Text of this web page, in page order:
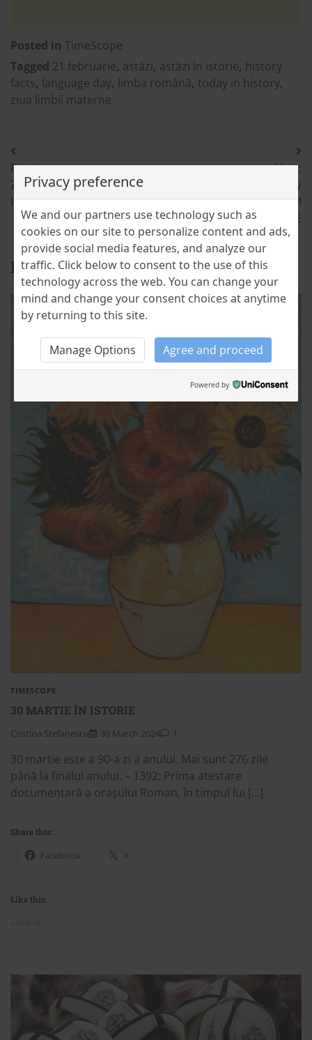
Posted in TimeScope
Tagged 21 februarie, astăzi , astăzi în istorie, history
facts, language day, limba română, today in history,
ziua limbii materne
Post
navigation
Previous:
ZODIA PEȘTI ÎN CULTURĂ ȘI
ISTORIE
Next:
Investment Opportunity
Pitești -300 SQM
COMMERCIAL SPACE
Related Posts
TIMESCOPE
30 MARTIE ÎN ISTORIE
Cristina Stefanescu 30 March 2024 1
30 martie este a 90-a zi a anului. Mai sunt 276 zile
până la finalul anului. – 1392: Prima atestare
documentară a orașului Roman, în timpul lui […]
Share this:
Facebook X
Like this:
Privacy preference
We and our partners use technology such as
cookies on our site to personalize content and ads,
provide social media features, and analyze our
traffic. Click below to consent to the use of this
technology across the web. You can change your
mind and change your consent choices at anytime
by returning to this site.
Manage Options Agree and proceed
Powered by